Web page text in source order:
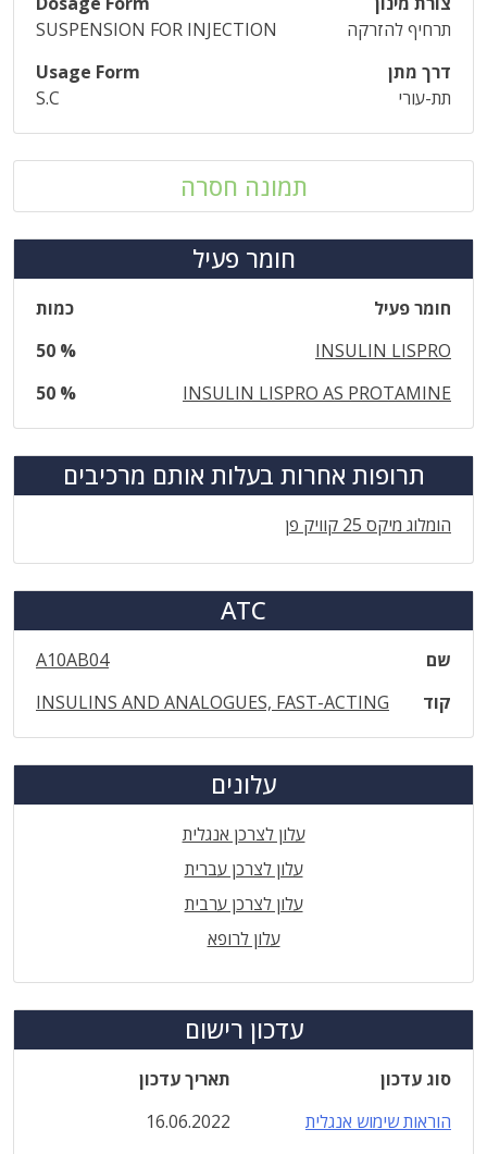
תרחיף להזרקה
SUSPENSION FOR INJECTION
דרך מתן
Usage Form
תת-עורי
S.C
תמונה חסרה
חומר פעיל
חומר פעיל
כמות
INSULIN LISPRO
50 %
INSULIN LISPRO AS PROTAMINE
50 %
תרופות אחרות בעלות אותם מרכיבים
הומלוג מיקס 25 קוויק פן
ATC
שם
A10AB04
קוד
INSULINS AND ANALOGUES, FAST-ACTING
עלונים
עלון לצרכן אנגלית
עלון לצרכן עברית
עלון לצרכן ערבית
עלון לרופא
עדכון רישום
סוג עדכון
תאריך עדכון
הוראות שימוש אנגלית
16.06.2022